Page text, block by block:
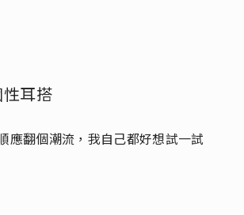
耳搭
應翻個潮流，我自己都好想試一試